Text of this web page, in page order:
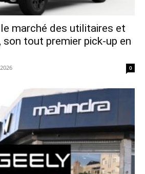
marché des utilitaires et
tout premier pick-up en
0